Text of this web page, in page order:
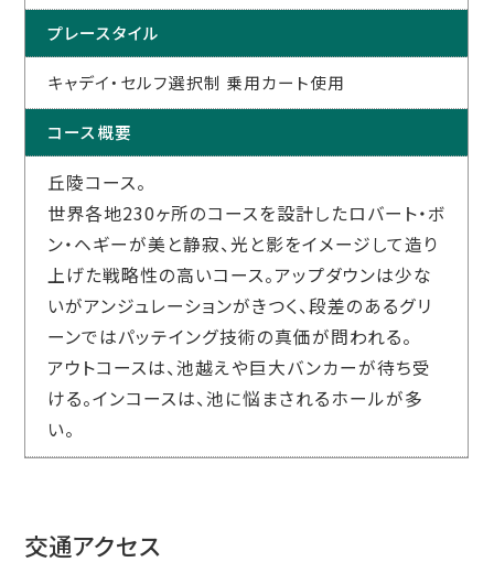
プレースタイル
キャデイ・セルフ選択制 乗用カート使用
コース概要
丘陵コース。
世界各地230ヶ所のコースを設計したロバート・ボ
ン・ヘギーが美と静寂、光と影をイメージして造り
上げた戦略性の高いコース。アップダウンは少な
いがアンジュレーションがきつく、段差のあるグリ
ーンではパッテイング技術の真価が問われる。
アウトコースは、池越えや巨大バンカーが待ち受
ける。インコースは、池に悩まされるホールが多
い。
交通アクセス